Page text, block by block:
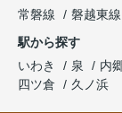
常磐線
磐越東線
駅から探す
いわき
泉 内
四ツ倉
久ノ浜